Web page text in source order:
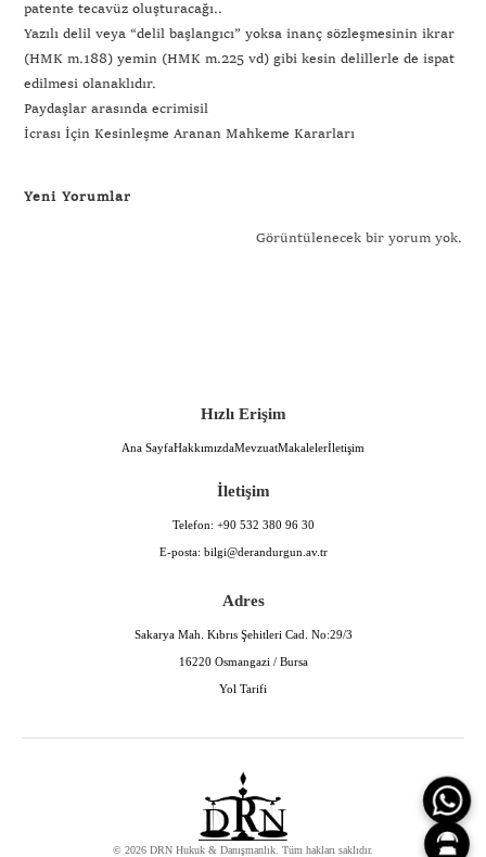
patente tecavüz oluşturacağı..
Yazılı delil veya “delil başlangıcı” yoksa inanç sözleşmesinin ikrar
(HMK m.188) yemin (HMK m.225 vd) gibi kesin delillerle de ispat
edilmesi olanaklıdır.
Paydaşlar arasında ecrimisil
İcrası İçin Kesinleşme Aranan Mahkeme Kararları
Yeni Yorumlar
Görüntülenecek bir yorum yok.
Hızlı Erişim
Ana SayfaHakkımızdaMevzuatMakalelerİletişim
İletişim
Telefon: +90 532 380 96 30
E-posta: bilgi@derandurgun.av.tr
Adres
Sakarya Mah. Kıbrıs Şehitleri Cad. No:29/3
16220 Osmangazi / Bursa
Yol Tarifi
© 2026 DRN Hukuk & Danışmanlık. Tüm hakları saklıdır.